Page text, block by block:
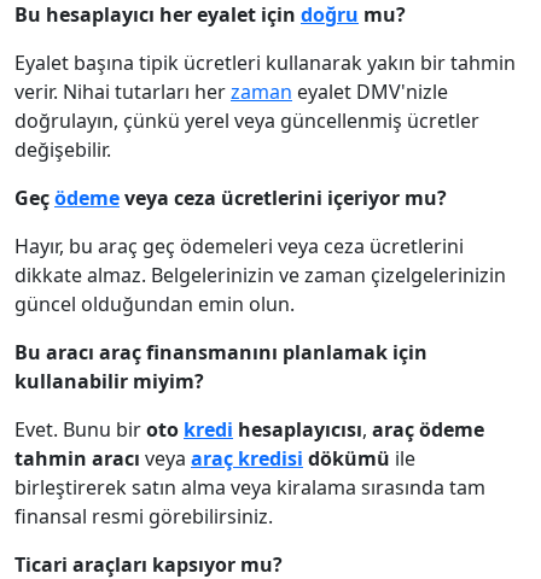
Bu hesaplayıcı her eyalet için doğru mu?
Eyalet başına tipik ücretleri kullanarak yakın bir tahmin
verir. Nihai tutarları herzaman eyalet DMV'nizle
doğrulayın, çünkü yerel veya güncellenmiş ücretler
değişebilir.
Geçödemeveya ceza ücretlerini içeriyor mu?
Hayır, bu araç geç ödemeleri veya ceza ücretlerini
dikkate almaz. Belgelerinizin ve zaman çizelgelerinizin
güncel olduğundan emin olun.
Bu aracı araç finansmanını planlamak için
kullanabilir miyim?
Evet. Bunu biroto kredi hesaplayıcısı, araç ödeme
tahmin aracı veya araç kredisi dökümü ile
birleştirerek satın alma veya kiralama sırasında tam
finansal resmi görebilirsiniz.
Ticari araçları kapsıyor mu?